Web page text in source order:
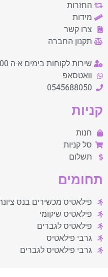
החזרות
מידות
צרו קשר
תקנון החברה
שירות לקוחות בימים א-ה 09:00-18:00
וואטסאפ
0545688050
קניות
חנות
סל קניות
תשלום
תחומים
פילאטיס מכשירים בנס
פילאטיס שיקומי
פילאטיס לגברים
גרבי פילאטיס
גרבי פילאטיס לגברים